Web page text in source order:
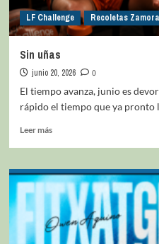
LF Challenge Recoletas Zamora
Sin uñas
junio 20, 2026
0
El tiempo avanza, junio es
rápido el tiempo que ya pronto
Leer más